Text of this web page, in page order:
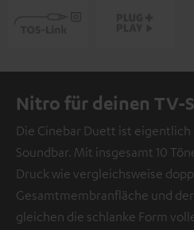
Nitro für deinen TV-
Die Cinebar Duett ist
Soundbar. Mit insgesamt 10
Druck wie vergleichsweise
Gesamtmembranfläche und
gleichen die schlanke Form